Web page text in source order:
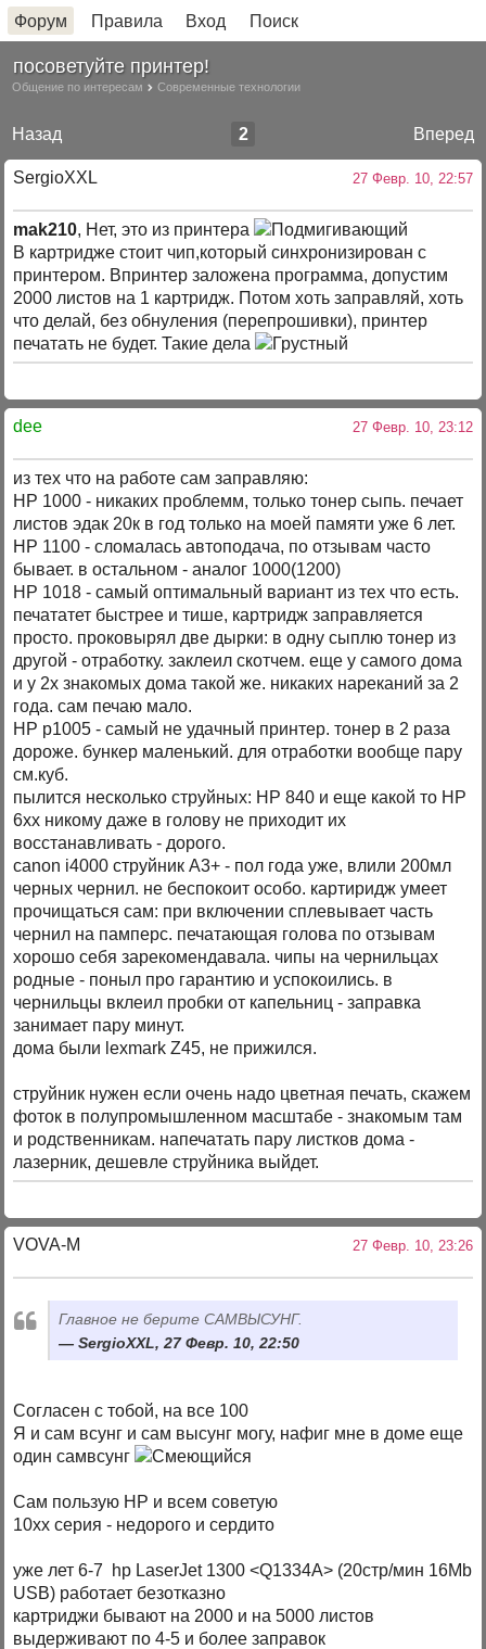
Форум Правила Вход Поиск
посоветуйте принтер!
Общение по интересам Современные технологии
Назад Вперед
2
SergioXXL 27 Февр. 10, 22:57
mak210, Нет, это из принтера
В картридже стоит чип,который синхронизирован с
принтером. Впринтер заложена программа, допустим
2000 листов на 1 картридж. Потом хоть заправляй, хоть
что делай, без обнуления (перепрошивки), принтер
печатать не будет. Такие дела
dee 27 Февр. 10, 23:12
из тех что на работе сам заправляю:
НР 1000 - никаких проблемм, только тонер сыпь. печает
листов эдак 20к в год только на моей памяти уже 6 лет.
НР 1100 - сломалась автоподача, по отзывам часто
бывает. в остальном - аналог 1000(1200)
НР 1018 - самый оптимальный вариант из тех что есть.
печататет быстрее и тише, картридж заправляется
просто. проковырял две дырки: в одну сыплю тонер из
другой - отработку. заклеил скотчем. еще у самого дома
и у 2х знакомых дома такой же. никаких нареканий за 2
года. сам печаю мало.
НР р1005 - самый не удачный принтер. тонер в 2 раза
дороже. бункер маленький. для отработки вообще пару
см.куб.
пылится несколько струйных: НР 840 и еще какой то НР
6хх никому даже в голову не приходит их
восстанавливать - дорого.
canon i4000 струйник А3+ - пол года уже, влили 200мл
черных чернил. не беспокоит особо. картиридж умеет
прочищаться сам: при включении сплевывает часть
чернил на памперс. печатающая голова по отзывам
хорошо себя зарекомендавала. чипы на чернильцах
родные - поныл про гарантию и успокоились. в
чернильцы вклеил пробки от капельниц - заправка
занимает пару минут.
дома были lexmark Z45, не прижился.
струйник нужен если очень надо цветная печать, скажем
фоток в полупромышленном масштабе - знакомым там
и родственникам. напечатать пару листков дома -
лазерник, дешевле струйника выйдет.
VOVA-M 27 Февр. 10, 23:26
Главное не берите САМВЫСУНГ.
SergioXXL, 27 Февр. 10, 22:50
Согласен с тобой, на все 100
Я и сам всунг и сам высунг могу, нафиг мне в доме еще
один самвсунг
Сам пользую НР и всем советую
10хх серия - недорого и сердито
уже лет 6-7 hp LaserJet 1300 <Q1334A> (20стр/мин 16Mb
USB) работает безотказно
картриджи бывают на 2000 и на 5000 листов
выдерживают по 4-5 и более заправок